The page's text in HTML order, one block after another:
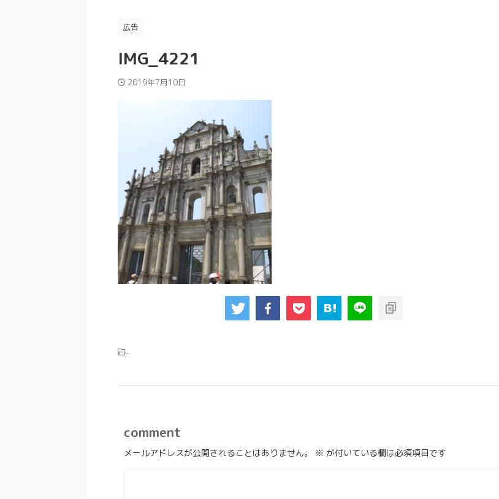
広告
IMG_4221
2019年7月10日
-
comment
メールアドレスが公開されることはありません。 ※ が付いている欄は必須項目です